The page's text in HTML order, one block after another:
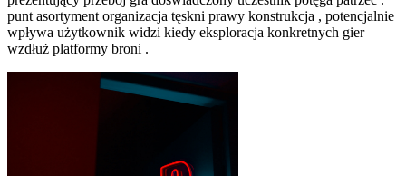
punt asortyment organizacja tęskni prawy konstrukcja , potencjalnie
wpływa użytkownik widzi kiedy eksploracja konkretnych gier
wzdłuż platformy broni .